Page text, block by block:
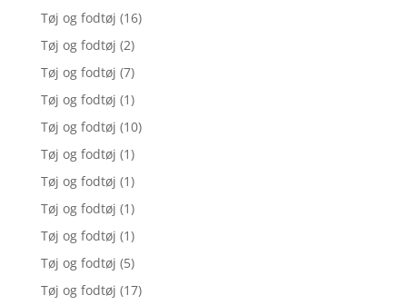
Tøj og fodtøj (16)
Tøj og fodtøj (2)
Tøj og fodtøj (7)
Tøj og fodtøj (1)
Tøj og fodtøj (10)
Tøj og fodtøj (1)
Tøj og fodtøj (1)
Tøj og fodtøj (1)
Tøj og fodtøj (1)
Tøj og fodtøj (5)
Tøj og fodtøj (17)